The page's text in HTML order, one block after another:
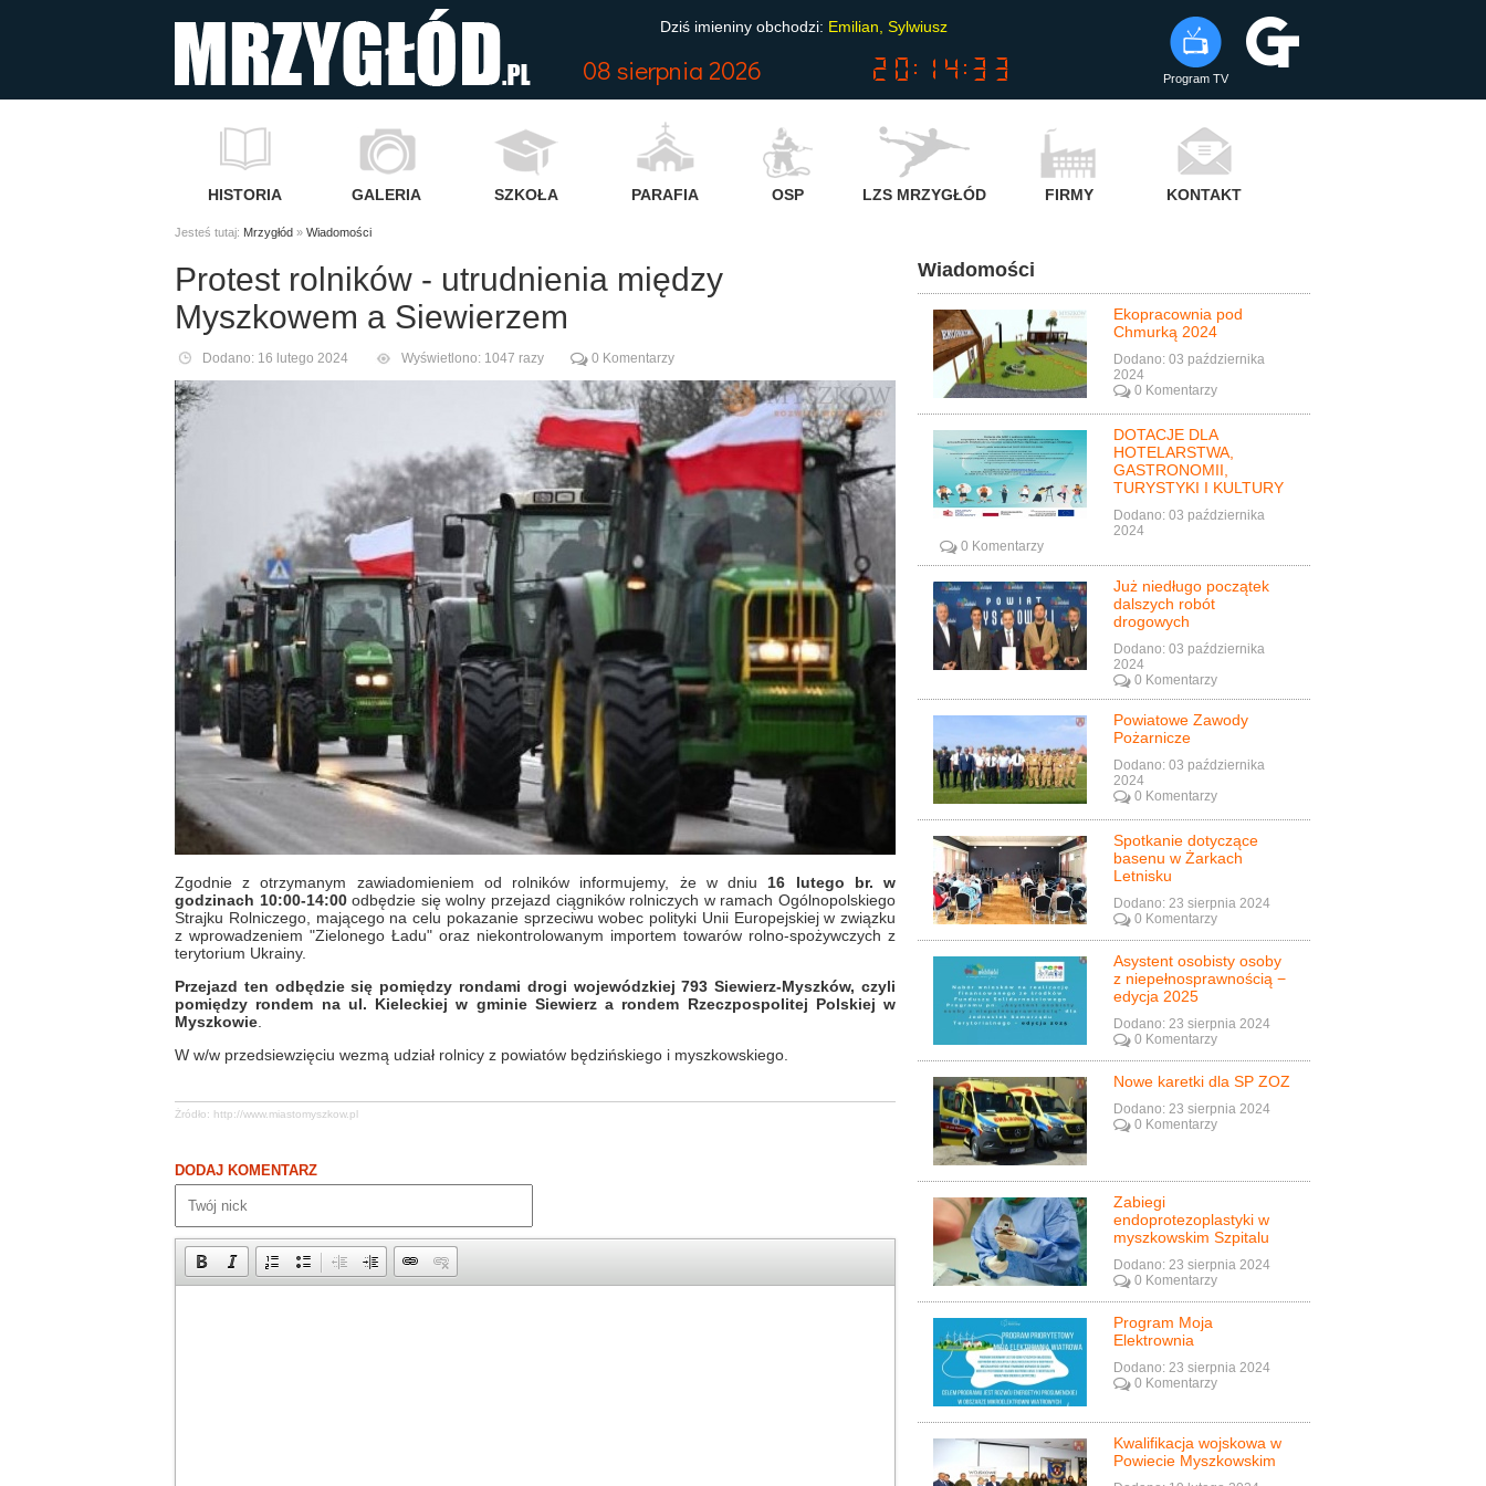
Dziś imieniny obchodzi: Emilian, Sylwiusz
08 sierpnia 2026 Program TV
HISTORIA GALERIA SZKOŁA PARAFIA OSP LZS MRZYGŁÓD FIRMY KONTAKT
Jesteś tutaj: Mrzygłód » Wiadomości
Protest rolników - utrudnienia między
Myszkowem a Siewierzem
Dodano: 16 lutego 2024 Wyświetlono: 1047 razy 0 Komentarzy
Zgodnie z otrzymanym zawiadomieniem od rolników informujemy, że w dniu 16 lutego br. w
godzinach 10:00-14:00odbędzie się wolny przejazd ciągników rolniczych w ramach Ogólnopolskiego
Strajku Rolniczego, mającego na celu pokazanie sprzeciwu wobec polityki Unii Europejskiej w związku
z wprowadzeniem "Zielonego Ładu" oraz niekontrolowanym importem towarów rolno-spożywczych z
terytorium Ukrainy.
Przejazd ten odbędzie się pomiędzy rondami drogi wojewódzkiej 793 Siewierz-Myszków, czyli
pomiędzy rondem na ul. Kieleckiej w gminie Siewierz a rondem Rzeczpospolitej Polskiej w
Myszkowie
W w/w przedsiewzięciu wezmą udział rolnicy z powiatów będzińskiego i myszkowskiego.
Żródło: http://www.miastomyszkow.pl
DODAJ KOMENTARZ
Wiadomości
Ekopracownia pod
Chmurką 2024
Dodano: 03 października
2024
0 Komentarzy
DOTACJE DLA
HOTELARSTWA,
GASTRONOMII,
TURYSTYKI I KULTURY
Dodano: 03 października
2024
0 Komentarzy
Już niedługo początek
dalszych robót
drogowych
Dodano: 03 października
2024
0 Komentarzy
Powiatowe Zawody
Pożarnicze
Dodano: 03 października
2024
0 Komentarzy
Spotkanie dotyczące
basenu w Żarkach
Letnisku
Dodano: 23 sierpnia 2024
0 Komentarzy
Asystent osobisty osoby
z niepełnosprawnością −
edycja 2025
Dodano: 23 sierpnia 2024
0 Komentarzy
Nowe karetki dla SP ZOZ
Dodano: 23 sierpnia 2024
0 Komentarzy
Zabiegi
endoprotezoplastyki w
myszkowskim Szpitalu
Dodano: 23 sierpnia 2024
0 Komentarzy
Program Moja
Elektrownia
Dodano: 23 sierpnia 2024
0 Komentarzy
Kwalifikacja wojskowa w
Powiecie Myszkowskim